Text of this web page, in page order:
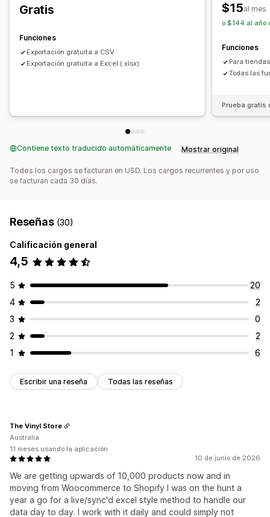
Impresión y exportación de CSV
Migración de datos
Copia de seguridad Búsqueda y filtro Edición masiva
Gratis
Funciones
Exportación gratuita a CSV
Exportación gratuita a Excel (.xlsx)
$15al mes
o $144 al año
Funciones
Para
Todas las
Prueba gratis
Contiene texto traducido automáticamente Mostrar original
Todos los cargos se facturan en USD. Los cargos recurrentes y por uso
se facturan cada 30 días.
Reseñas (30)
Calificación general
4,5
5
20
4
2
3
0
2
2
1
6
Escribir una reseña Todas las reseñas
10 de junio de 2026
We are getting upwards of 10,000 products now and in
moving from Woocommerce to Shopify I was on the hunt a
year a go for a live/sync'd excel style method to handle our
data day to day. I work with it daily and could simply not
The Vinyl Store
Australia
11 meses usando la aplicación